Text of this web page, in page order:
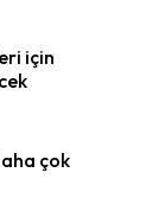
için
çok